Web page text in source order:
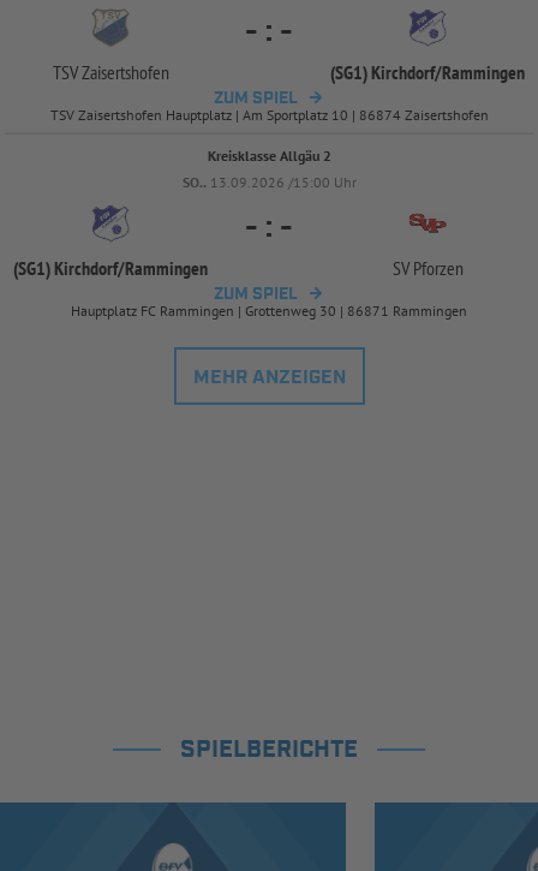
TSV Zaisertshofen
- : -
(SG1) Kirchdorf/Rammingen
ZUM SPIEL
TSV Zaisertshofen Hauptplatz | Am Sportplatz 10 | 86874 Zaisertshofen
Kreisklasse Allgäu 2
SO.. 13.09.2026 /15:00 Uhr
(SG1) Kirchdorf/Rammingen
- : -
SV Pforzen
ZUM SPIEL
Hauptplatz FC Rammingen | Grottenweg 30 | 86871 Rammingen
MEHR ANZEIGEN
SPIELBERICHTE